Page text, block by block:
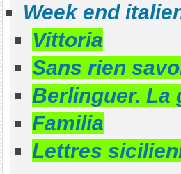
Week end
Vittoria
Sans rien
Berlinguer. La
Familia
Lettres